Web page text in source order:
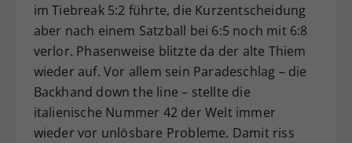
im Tiebreak 5:2 führte, die Kurzentscheidung
aber nach einem Satzball bei 6:5 noch mit 6:8
verlor. Phasenweise blitzte da der alte Thiem
wieder auf. Vor allem sein Paradeschlag – die
Backhand down the line – stellte die
italienische Nummer 42 der Welt immer
wieder vor unlösbare Probleme. Damit riss